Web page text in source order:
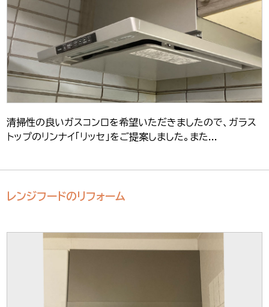
清掃性の良いガスコンロを希望いただきましたので、ガラス
トップのリンナイ「リッセ」をご提案しました。また...
レンジフードのリフォーム